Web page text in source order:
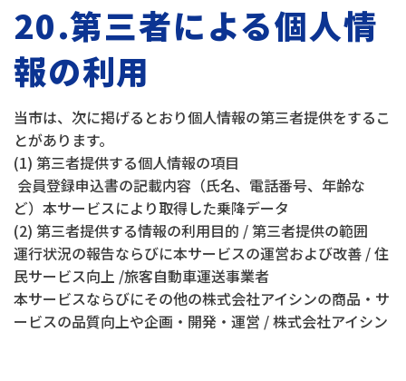
20.第三者による個人情
報の利用
当市は、次に掲げるとおり個人情報の第三者提供をするこ
とがあります。
(1) 第三者提供する個人情報の項目
会員登録申込書の記載内容（氏名、電話番号、年齢な
ど）本サービスにより取得した乗降データ
(2) 第三者提供する情報の利用目的 / 第三者提供の範囲
運行状況の報告ならびに本サービスの運営および改善 / 住
民サービス向上 /旅客自動車運送事業者
本サービスならびにその他の株式会社アイシンの商品・サ
ービスの品質向上や企画・開発・運営 / 株式会社アイシン